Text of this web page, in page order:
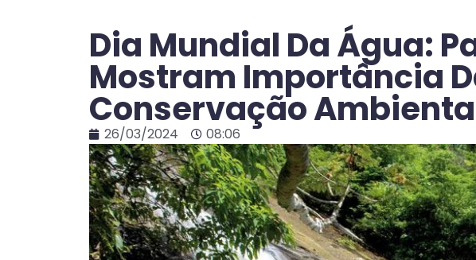
Dia Mundial Da Água:
Mostram Importância
Conservação
26/03/2024 08:06